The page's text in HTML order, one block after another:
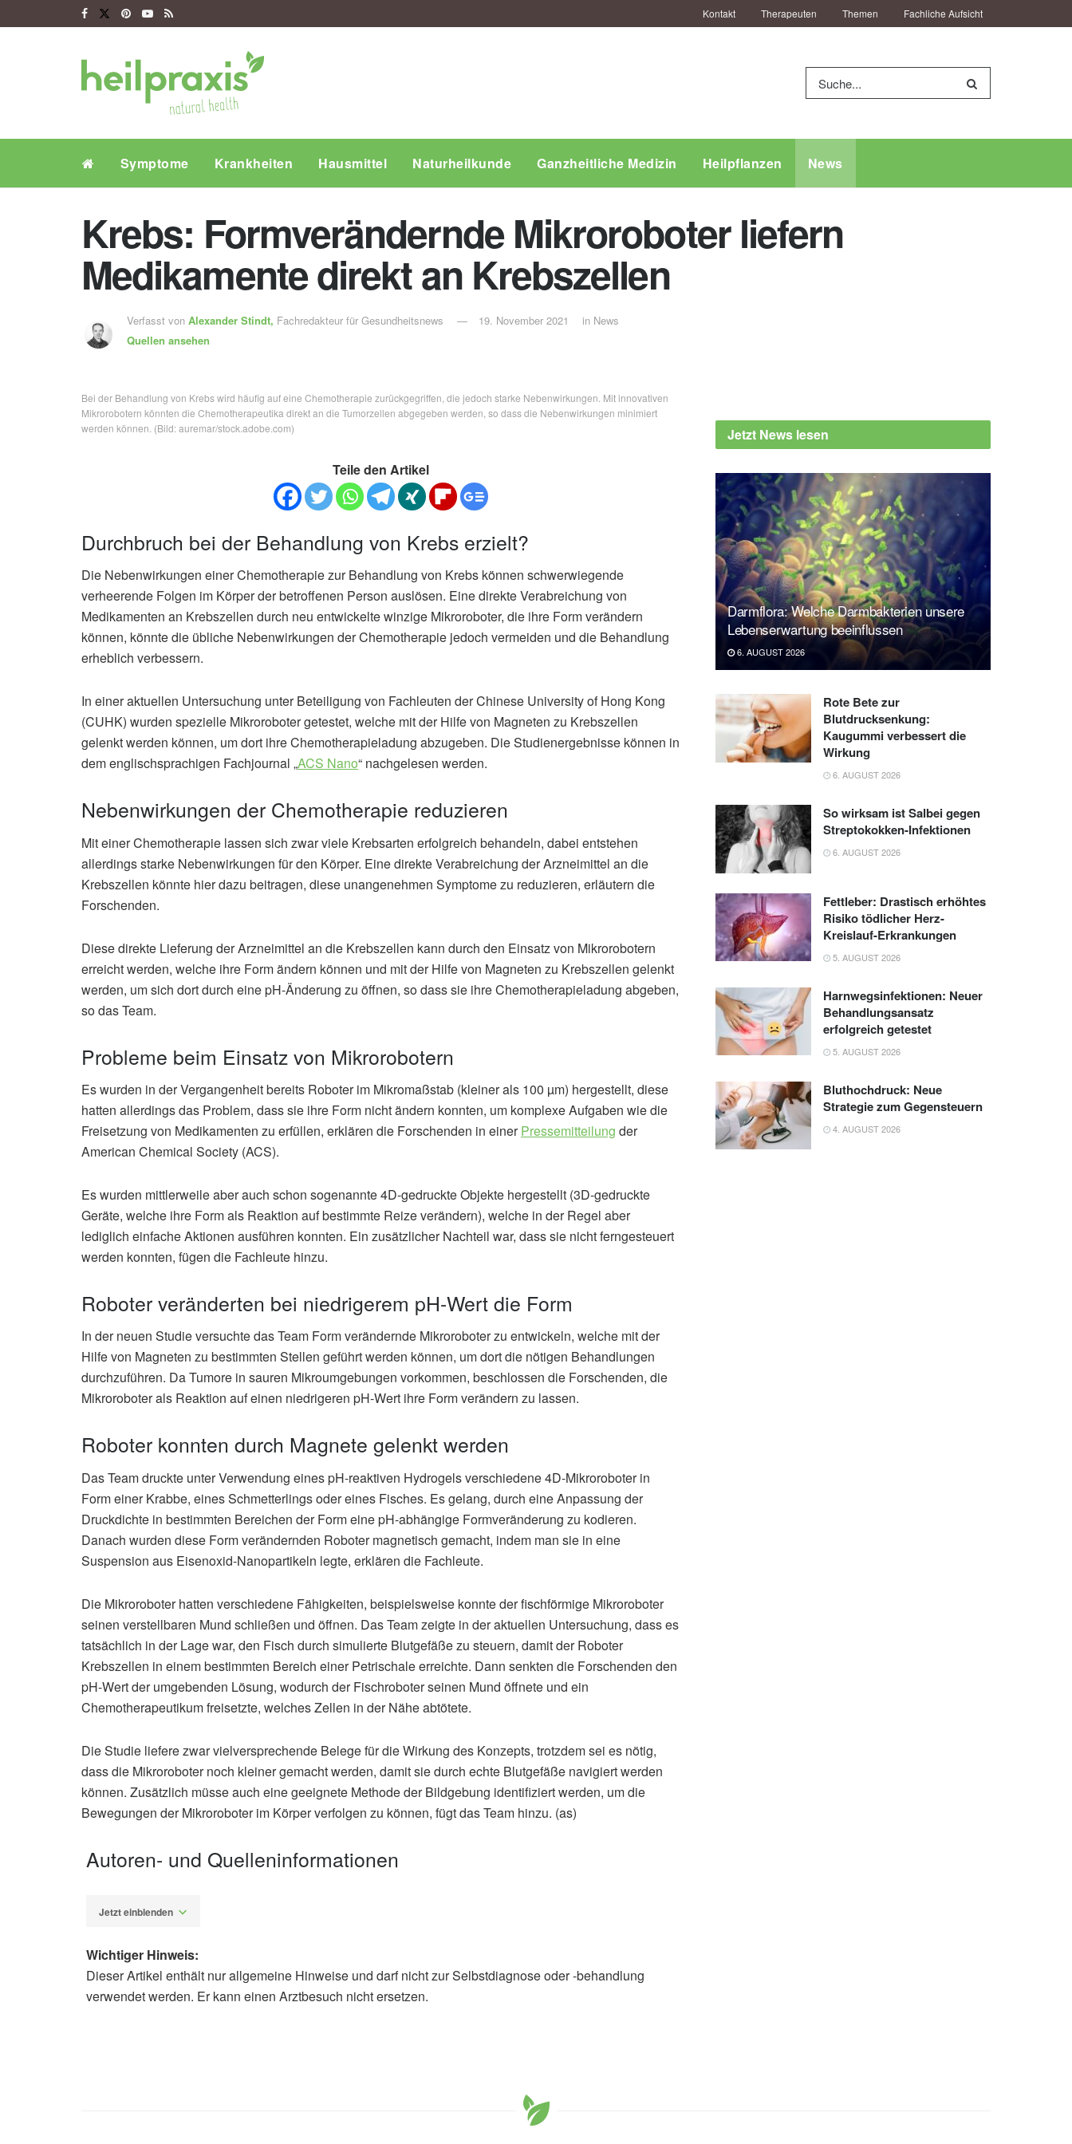
Kontakt Therapeuten Themen Fachliche Aufsicht
Symptome Krankheiten Hausmittel Naturheilkunde Ganzheitliche Medizin Heilpflanzen News
Krebs: Formverändernde Mikroroboter liefern
Medikamente direkt an Krebszellen
Verfasst von Alexander Stindt, Fachredakteur für Gesundheitsnews
Quellen ansehen
19. November 2021 in News
Bei der Behandlung von Krebs wird häufig auf eine Chemotherapie zurückgegriffen, die jedoch starke Nebenwirkungen. Mit innovativen
Mikrorobotern könnten die Chemotherapeutika direkt an die Tumorzellen abgegeben werden, so dass die Nebenwirkungen minimiert
werden können. (Bild: auremar/stock.adobe.com)
Teile den Artikel
Durchbruch bei der Behandlung von Krebs erzielt?
Die Nebenwirkungen einer Chemotherapie zur Behandlung von Krebs können schwerwiegende
verheerende Folgen im Körper der betroffenen Person auslösen. Eine direkte Verabreichung von
Medikamenten an Krebszellen durch neu entwickelte winzige Mikroroboter, die ihre Form verändern
können, könnte die übliche Nebenwirkungen der Chemotherapie jedoch vermeiden und die Behandlung
erheblich verbessern.
In einer aktuellen Untersuchung unter Beteiligung von Fachleuten der Chinese University of Hong Kong
(CUHK) wurden spezielle Mikroroboter getestet, welche mit der Hilfe von Magneten zu Krebszellen
gelenkt werden können, um dort ihre Chemotherapieladung abzugeben. Die Studienergebnisse können in
dem englischsprachigen Fachjournal „ACS Nano“ nachgelesen werden.
Nebenwirkungen der Chemotherapie reduzieren
Mit einer Chemotherapie lassen sich zwar viele Krebsarten erfolgreich behandeln, dabei entstehen
allerdings starke Nebenwirkungen für den Körper. Eine direkte Verabreichung der Arzneimittel an die
Krebszellen könnte hier dazu beitragen, diese unangenehmen Symptome zu reduzieren, erläutern die
Forschenden.
Diese direkte Lieferung der Arzneimittel an die Krebszellen kann durch den Einsatz von Mikrorobotern
erreicht werden, welche ihre Form ändern können und mit der Hilfe von Magneten zu Krebszellen gelenkt
werden, um sich dort durch eine pH-Änderung zu öffnen, so dass sie ihre Chemotherapieladung abgeben,
so das Team.
Probleme beim Einsatz von Mikrorobotern
Es wurden in der Vergangenheit bereits Roboter im Mikromaßstab (kleiner als 100 µm) hergestellt, diese
hatten allerdings das Problem, dass sie ihre Form nicht ändern konnten, um komplexe Aufgaben wie die
Freisetzung von Medikamenten zu erfüllen, erklären die Forschenden in einerPressemitteilung der
American Chemical Society (ACS).
Es wurden mittlerweile aber auch schon sogenannte 4D-gedruckte Objekte hergestellt (3D-gedruckte
Geräte, welche ihre Form als Reaktion auf bestimmte Reize verändern), welche in der Regel aber
lediglich einfache Aktionen ausführen konnten. Ein zusätzlicher Nachteil war, dass sie nicht ferngesteuert
werden konnten, fügen die Fachleute hinzu.
Roboter veränderten bei niedrigerem pH-Wert die Form
In der neuen Studie versuchte das Team Form verändernde Mikroroboter zu entwickeln, welche mit der
Hilfe von Magneten zu bestimmten Stellen geführt werden können, um dort die nötigen Behandlungen
durchzuführen. Da Tumore in sauren Mikroumgebungen vorkommen, beschlossen die Forschenden, die
Mikroroboter als Reaktion auf einen niedrigeren pH-Wert ihre Form verändern zu lassen.
Roboter konnten durch Magnete gelenkt werden
Das Team druckte unter Verwendung eines pH-reaktiven Hydrogels verschiedene 4D-Mikroroboter in
Form einer Krabbe, eines Schmetterlings oder eines Fisches. Es gelang, durch eine Anpassung der
Druckdichte in bestimmten Bereichen der Form eine pH-abhängige Formveränderung zu kodieren.
Danach wurden diese Form verändernden Roboter magnetisch gemacht, indem man sie in eine
Suspension aus Eisenoxid-Nanopartikeln legte, erklären die Fachleute.
Die Mikroroboter hatten verschiedene Fähigkeiten, beispielsweise konnte der fischförmige Mikroroboter
seinen verstellbaren Mund schließen und öffnen. Das Team zeigte in der aktuellen Untersuchung, dass es
tatsächlich in der Lage war, den Fisch durch simulierte Blutgefäße zu steuern, damit der Roboter
Krebszellen in einem bestimmten Bereich einer Petrischale erreichte. Dann senkten die Forschenden den
pH-Wert der umgebenden Lösung, wodurch der Fischroboter seinen Mund öffnete und ein
Chemotherapeutikum freisetzte, welches Zellen in der Nähe abtötete.
Die Studie liefere zwar vielversprechende Belege für die Wirkung des Konzepts, trotzdem sei es nötig,
dass die Mikroroboter noch kleiner gemacht werden, damit sie durch echte Blutgefäße navigiert werden
können. Zusätzlich müsse auch eine geeignete Methode der Bildgebung identifiziert werden, um die
Bewegungen der Mikroroboter im Körper verfolgen zu können, fügt das Team hinzu. (as)
Autoren- und Quelleninformationen
Jetzt einblenden
Alexander Stindt
Wichtiger Hinweis:
Dieser Artikel enthält nur allgemeine Hinweise und darf nicht zur Selbstdiagnose oder -behandlung
verwendet werden. Er kann einen Arztbesuch nicht ersetzen.
Jetzt News lesen
Darmflora: Welche Darmbakterien unsere
Lebenserwartung beeinflussen
6. AUGUST 2026
Rote Bete zur
Blutdrucksenkung:
Kaugummi verbessert die
Wirkung
6. AUGUST 2026
So wirksam ist Salbei gegen
Streptokokken-Infektionen
6. AUGUST 2026
Fettleber: Drastisch erhöhtes
Risiko tödlicher Herz-
Kreislauf-Erkrankungen
5. AUGUST 2026
Harnwegsinfektionen: Neuer
Behandlungsansatz
erfolgreich getestet
5. AUGUST 2026
Bluthochdruck: Neue
Strategie zum Gegensteuern
4. AUGUST 2026